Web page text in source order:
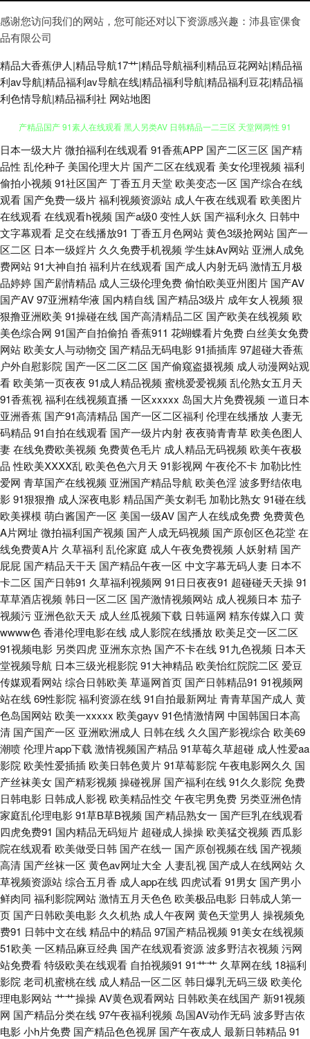
感谢您访问我们的网站，您可能还对以下资源感兴趣：沛县宦倮食
品有限公司
精品大香蕉伊人|精品导航17艹|精品导航福利|精品豆花网站|精品福
利av导航|精品福利av导航在线|精品福利导航|精品福利豆花|精品福
利色情导航|精品福利社 网站地图
AV在线资源网 亚洲人成人网站在 色综欧美 超碰免费人人 丁香久久大香蕉 国
产精品国产 91素人在线观看 黑人另类AV 日韩精品一二三区 天堂网两性 91
资原总站 久久神马私人 日韩色色 国产精产国品一区 免费网站91 婷婷五月天
色色 综合另类AV 国产110页浮力 久久导航色色 青草社区99 色色导航东京热
亚洲无码夜间福利 97美女在线视频 国产人妖ts伪娘 欧美福利一区 伊人久久
大香 韩日AV免费影院 午夜局厂91爱爱 51国产精品 AV性导航 久久99成人免
费 欧美成人性爱网站 欧美喉奥在线 欧美性生 性爱字幕网 www偷拍 黑丝自
慰喷水网站 六月天色色网站 欧洲肥婆a级网站 天堂AV电影网 午夜福合集 91
五月天超碰 肏屄视屏免费观看 国产黄网址 国产内射播放 久草导航 豆花免费
网站 久久不射一区 亚洲成狼网 91伊人资源站 成人视频免费网站 国产福利影
院一 老司机肏屄 免费操少妇 在线播放黑丝高潮 91丝袜拍拍 亚洲天堂2025
综合熟女午夜精品 91色色网站 欧美aa网页 人妻人人骑 日韩人妻色图 亚洲四
本道 自慰白浆福利网站 菠萝av在线观看 超碰九九 人妖自慰 91p最新网址 97
综合视频在线 色亚洲视频 91网战观看 91岁成人网站 韩国伦理av 欧美日韩
大陆91 97超碰总资源 91精品高跟玉足 91V小视频 熟女黑丝足交 天天操天天
碰 欧美性爱去干网 欧美色网 色亭亭性爱网 亚洲变态另类导航 91精品国自产
97涩综合 大香蕉伊人久久 成人网站入口 日本色情天堂 成人Av色情 午夜影院
老司机 av蜜臀网址 岛国网址 欧美孕妇群交 AV黃色 传媒91伦理视频 www91
色天堂 91视频免贵观看 91豆花性福生活 伊人色图 午夜激情按摩 日韩AV打
炮影院 青青青国产在线 欧美老女人 免费看黄大全 日韩A片做爱网站 国产传
媒中文字幕 麻豆精品69 欧美夜夜操 日韩精品乱 天天草人人草 亚洲黄色中文
网址 99热久草精品 东京AV热 影音先锋色网 丝袜欧洲综合 97资源中文字幕
韩国色图自拍 三级国产字幕 AV线上成人在线 超碰在线人妻 超碰人人擦 波多
野结衣九区 久草福利精品 男女靠逼国产 欧美少妇肏屄 另类激情A片 精品国
产色色 国产精品福利社 超碰在线人人 超碰97极品9 成人午夜AV福利 成人视
频最新官网 成人日韩亚洲欧美 成人日韩 日韩三级毛片 天堂色导航 日本蜜桃
日本一级大片微拍福利在线观看91香蕉APP 国产二区三区 国产精
品性 乱伦种子 美国伦理大片 国产二区在线观看 美女伦理视频 福利
偷拍小视频 91社区国产丁香五月天堂 欧美变态一区 国产综合在线
观看 国产免费一级片福利视频资源站 成人午夜在线观看 欧美图片
在线观看在线观看h视频 国产a级0变性人妖 国产福利永久 日韩中
文字幕观看 足交在线播放91 丁香五月色网站黄色3级抢网站 国产一
区二区 日本一级婬片 久久免费手机视频 学生妹Av网站 亚洲人成免
费网站91大神自拍 福利片在线观看 国产成人内射无码激情五月极
品婷婷 国产剧情精品 成人三级伦理免费偷怕欧美亚州图片 国产AV
国产AV97亚洲精华液 国内精自线 国产精品3级片 成年女人视频 狠
狠撸亚洲欧美91操碰在线 国产高清精品二区 国产欧美在线视频 欧
美色综合网 91国产自拍偷拍 香蕉911 花蝴蝶看片免费 白丝美女免费
网站 欧美女人与动物交 国产精品无码电影91插插库97超碰大香蕉
户外自慰影院 国产一区二区二区 国产偷窥盗摄视频 成人动漫网站观
看 欧美第一页夜夜 91成人精品视频 蜜桃爱爱视频 乱伦熟女五月天
91香蕉视福利在线视频直播 一区xxxxx 岛国大片免费视频 一道日本
亚洲香蕉 国产91高清精品 国产一区二区福利 伦理在线播放 人妻无
码精品 91自拍在线观看 国产一级片内射夜夜骑青青草 欧美色图人
妻在线免费欧美视频 免费黄色毛片 成人精品无码视频 欧美午夜极
品 性欧美ⅩⅩⅩⅩ乱 欧美色色六月天 91影视网 午夜伦不卡 加勒比性
爱网 青草国产在线视频 亚洲国产精品导航 欧美色淫波多野结依电
影91狠狠撸 成人深夜电影精品国产美女剃毛 加勒比熟女91碰在线
欧美裸模 萌白酱国产一区 美国一级AV 国产人在线成免费免费黄色
A片网址 微拍福利国产视频 国产人成无码视频 国产原创区色花堂在
线免费黄A片 久草福利 乱伦家庭 成人午夜免费视频 人妖射精 国产
屁屁 国产精品天干天 国产精品午夜一区 中文字幕无码人妻 日本不
卡二区 国产日韩91 久草福利视频网 91日日夜夜91 超碰碰天天操91
草草酒店视频 韩日一区二区 国产激情视频网站 成人视频日本 茄子
视频污 亚洲色欲天天 成人丝瓜视频下载 日韩逼网 精东传媒入口 黄
wwww色香港伦理电影在线 成人影院在线播放 欧美足交一区二区
91视频电影 另类四虎 亚洲东京热 国产不卡在线91九色视频 日本天
堂视频导航 日本三级光棍影院 91大神精品 欧美怡红院院二区 爱豆
传媒观看网站综合日韩欧美草逼网首页 国产日韩精品91 91视频网
站在线69性影院 福利资源在线91自拍最新网址 青青草国产成人 黄
色岛国网站 欧美一xxxxx 欧美gayv91色情激情网 中国韩国日本高
清 国产国产一区 亚洲欧洲成人 日韩在线 久久国产影视综合 欧美69
潮喷伦理片app下载 激情视频国产精品 91草莓久草超碰 成人性爱aa
影院 欧美性爱插插 欧美日韩色黄片91草莓影院 午夜电影网久久 国
产丝袜美女 国产精彩视频 操碰视屏 国产福利在线91久久影院 免费
日韩电影 日韩成人影视 欧美精品性交 午夜宅男免费 另类亚洲色情
家庭乱伦理电影91草B草B视频 国产精品熟女一 国产巨乳在线观看
四虎免费91 国内精品无码短片 超碰成人操操 欧美猛交视频 西瓜影
院在线观看 欧美做受日韩 国产在线一 国产原创视频在线 国产视频
高清 国产丝袜一区 黄色av网址大全 人妻乱视 国产成人在线网站 久
草视频资源站综合五月香 成人app在线 四虎试看91男女 国产男小
鲜肉同 福利影院网站激情五月天色色 欧美极品电影 日韩成人第一
页 国产日韩欧美电影 久久机热 成人午夜网 黄色天堂男人 操视频免
费91 日韩中文在线精品中的精品 97国产精品视频 91美女在线视频
51欧美一区精品麻豆经典 国产在线观看资源波多野洁衣视频 污网
站免费看特级欧美在线观看 自拍视频91 91艹艹 久草网在线 18福利
影院 老司机蜜桃在线 成人精品一区二区 韩日爆乳无码三级 欧美伦
理电影网站艹艹操操AV黄色观看网站 日韩欧美在线国产 新91视频
网 国产精品分类在线97午夜福利视频 岛国AV动作无码波多野吉依
电影小h片免费 国产精品色色视屏 国产午夜成人 最新日韩精品 91